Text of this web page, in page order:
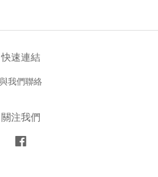
快速連結
與我們聯絡
關注我們